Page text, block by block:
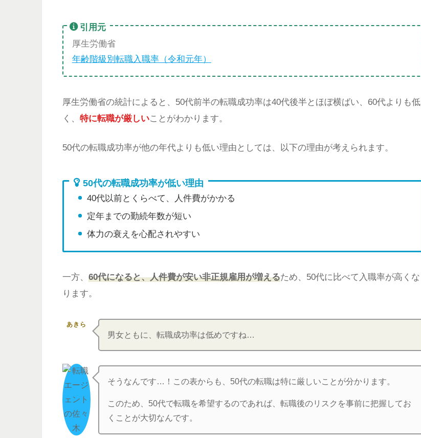
引用元
厚生労働省
年齢階級別転職入職率（令和元年）
厚生労働省の統計によると、50代前半の転職成功率は40代後半とほぼ横ばい、60代よりも低
く、 特に転職が厳しいことがわかります。
50代の転職成功率が他の年代よりも低い理由としては、以下の理由が考えられます。
50代の転職成功率が低い理由
40代以前とくらべて、人件費がかかる
定年までの勤続年数が短い
体力の衰えを心配されやすい
一方、 60代になると、人件費が安い非正規雇用が増えるため、50代に比べて入職率が高くな
ります。
あきら
男女ともに、転職成功率は低めですね…
そうなんです…！この表からも、50代の転職は特に厳しいことが分かります。
このため、50代で転職を希望するのであれば、転職後のリスクを事前に把握してお
くことが大切なんです。